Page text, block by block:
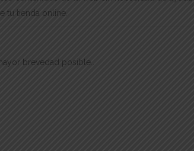
tu tienda online.
brevedad posible..